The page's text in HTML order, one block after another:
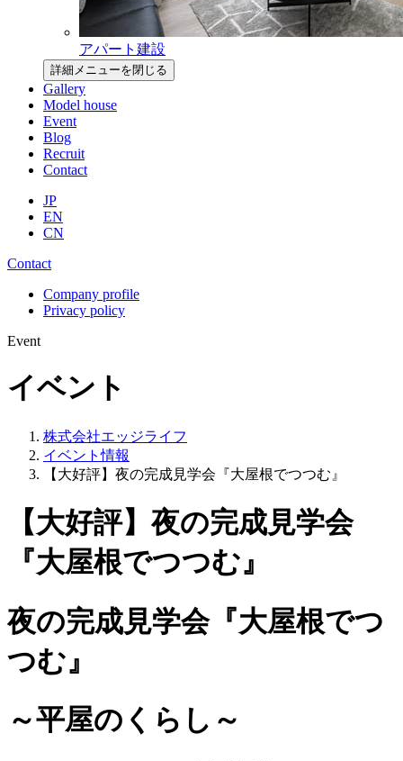
アパート建設
詳細メニューを閉じる
Gallery
Model house
Event
Blog
Recruit
Contact
JP
EN
CN
Contact
Company profile
Privacy policy
Event
イベント
株式会社エッジライフ
イベント情報
【大好評】夜の完成見学会『大屋根でつつむ』
【大好評】夜の完成見学会
『大屋根でつつむ』
夜の完成見学会『大屋根でつ
つむ』
～平屋のくらし～